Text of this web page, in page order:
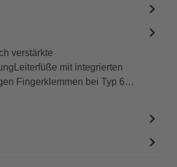
verstärkte
mit integrierten
Fingerklemmen bei Typ 6…